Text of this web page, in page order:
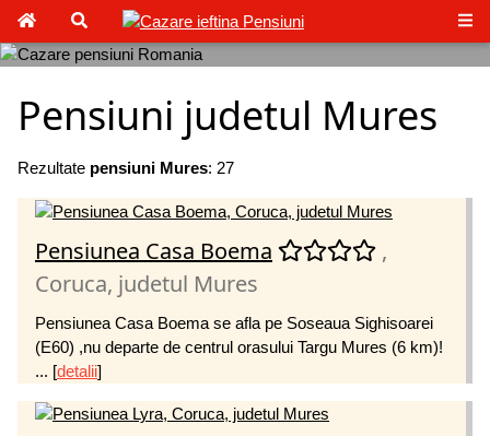
Pensiuni judetul Mures
Rezultate pensiuni Mures: 27
Pensiunea Casa Boema
,
Coruca, judetul Mures
Pensiunea Casa Boema se afla pe Soseaua Sighisoarei
(E60) ,nu departe de centrul orasului Targu Mures (6 km)!
... [detalii]